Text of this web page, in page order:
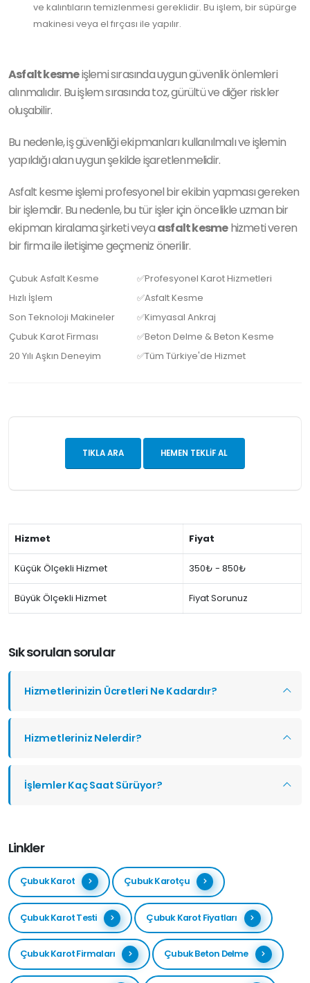
ve kalıntıların temizlenmesi gereklidir. Bu işlem, bir süpürge
makinesi veya el fırçası ile yapılır.
Asfalt kesmeişlemi sırasında uygun güvenlik önlemleri
alınmalıdır. Bu işlem sırasında toz, gürültü ve diğer riskler
oluşabilir.
Bu nedenle, iş güvenliği ekipmanları kullanılmalı ve işlemin
yapıldığı alan uygun şekilde işaretlenmelidir.
Asfalt kesme işlemi profesyonel bir ekibin yapması gereken
bir işlemdir. Bu nedenle, bu tür işler için öncelikle uzman bir
ekipman kiralama şirketi veyaasfalt kesmehizmeti veren
bir firma ile iletişime geçmeniz önerilir.
Çubuk Asfalt Kesme
✅Profesyonel Karot Hizmetleri
Hızlı İşlem
✅Asfalt Kesme
Son Teknoloji Makineler
✅Kimyasal Ankraj
Çubuk Karot Firması
✅Beton Delme & Beton Kesme
20 Yılı Aşkın Deneyim
✅Tüm Türkiye'de Hizmet
TIKLA ARA HEMEN TEKLIF AL
Hizmet Fiyat
Küçük Ölçekli Hizmet 350₺ - 850₺
Büyük Ölçekli Hizmet Fiyat Sorunuz
Sık sorulan sorular
Hizmetlerinizin Ücretleri Ne Kadardır?
Hizmetleriniz Nelerdir?
İşlemler Kaç Saat Sürüyor?
Linkler
Çubuk Karot Çubuk Karotçu
Çubuk Karot Testi Çubuk Karot Fiyatları
Çubuk Karot Firmaları Çubuk Beton Delme